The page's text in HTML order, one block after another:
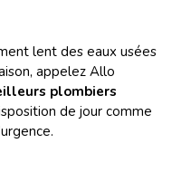
lent des eaux usées
appelez Allo
plombiers
de jour comme